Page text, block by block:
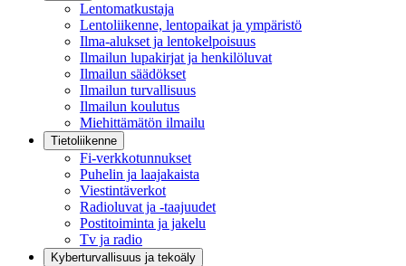
Lentomatkustaja
Lentoliikenne, lentopaikat ja ympäristö
Ilma-alukset ja lentokelpoisuus
Ilmailun lupakirjat ja henkilöluvat
Ilmailun säädökset
Ilmailun turvallisuus
Ilmailun koulutus
Miehittämätön ilmailu
Tietoliikenne
Fi-verkkotunnukset
Puhelin ja laajakaista
Viestintäverkot
Radioluvat ja -taajuudet
Postitoiminta ja jakelu
Tv ja radio
Kyberturvallisuus ja tekoäly